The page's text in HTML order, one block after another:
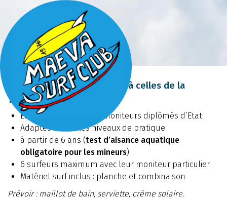
Cours particuliers
Des vacances de printemps à celles de la
Toussaint
Encadrement par des moniteurs diplômés d’Etat.
Adaptés à tous les niveaux de pratique
à partir de 6 ans (test d’aisance aquatique
obligatoire pour les mineurs)
6 surfeurs maximum avec leur moniteur particulier
Matériel surf inclus : planche et combinaison
Prévoir : maillot de bain, serviette, crème solaire.